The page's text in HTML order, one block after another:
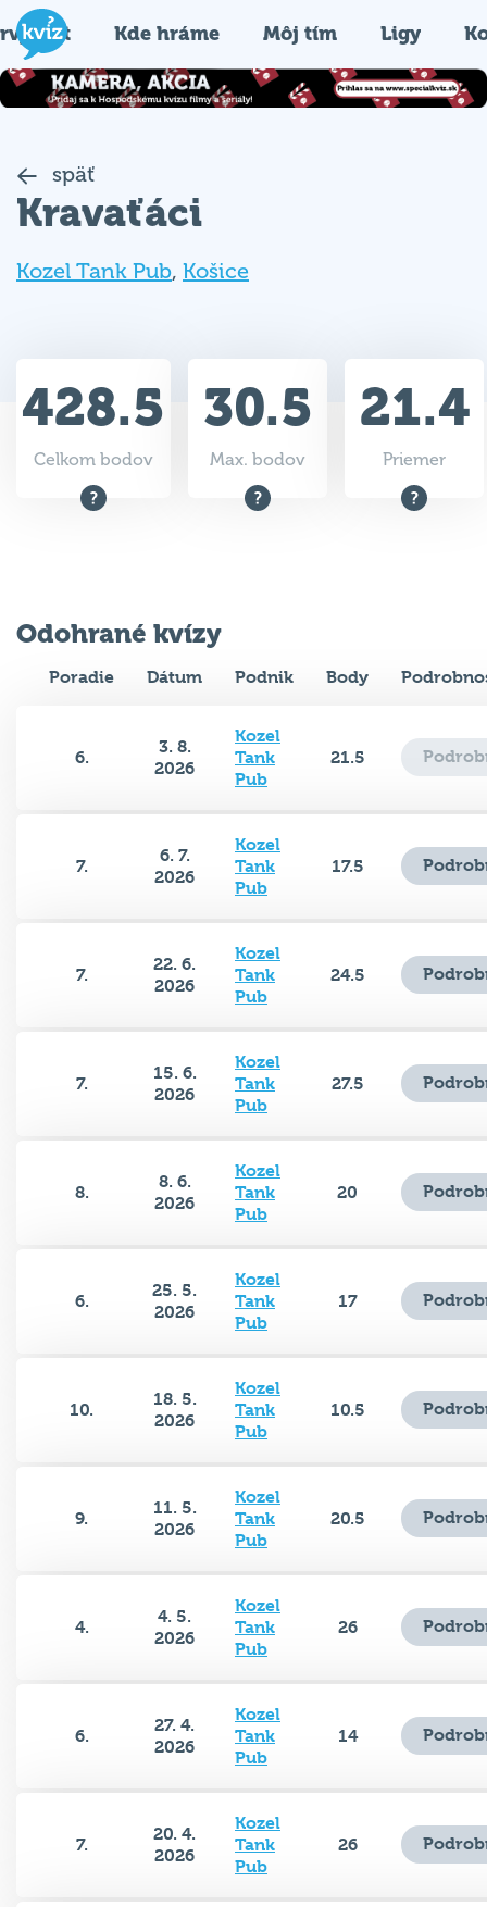
Kde hráme Môj tím Ligy
späť
Kravaťáci
Kozel Tank Pub, Košice
428.5
Celkom bodov
30.5
Max. bodov
21.4
Priemer
Odohrané kvízy
Poradie Dátum Podnik Body
6.
3. 8.
2026
Kozel
Tank
Pub
21.5
7.
6. 7.
2026
Kozel
Tank
Pub
17.5
7.
22. 6.
2026
Kozel
Tank
Pub
24.5
7.
15. 6.
2026
Kozel
Tank
Pub
27.5
8.
8. 6.
2026
Kozel
Tank
Pub
20
6.
25. 5.
2026
Kozel
Tank
Pub
17
10.
18. 5.
2026
Kozel
Tank
Pub
10.5
9.
11. 5.
2026
Kozel
Tank
Pub
20.5
4.
4. 5.
2026
Kozel
Tank
Pub
26
6.
27. 4.
2026
Kozel
Tank
Pub
14
7.
20. 4.
2026
Kozel
Tank
Pub
26